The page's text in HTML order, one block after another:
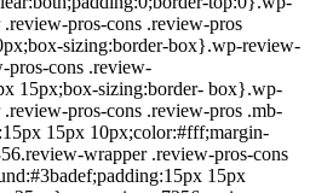
pros-cons .review-pros
sizing:border-box}.wp-review-
pros-cons .review-
15px;box-sizing:border- box}.wp-
pros-cons .review-pros .mb-
15px 10px;color:#fff;margin-
wrapper .review-pros-cons
15px